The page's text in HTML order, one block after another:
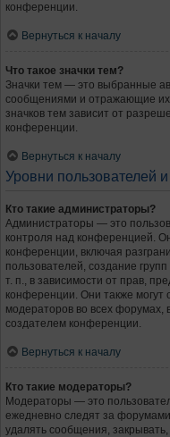
конференции.
Вернуться к началу
Что такое значки тем?
Значки тем — это выбранные
сообщениями и отражающие их
значков тем зависит от
конференции.
Вернуться к началу
Уровни пользователей
Кто такие администраторы?
Администраторы — это
контроля над конференцией.
конференции, включая
пользователей, создание
т. п., в зависимости от прав,
конференции. Они также могут
модераторов во всех форумах,
создателем конференции.
Вернуться к началу
Кто такие модераторы?
Модераторы — это
ежедневно следят за
удалять сообщения,